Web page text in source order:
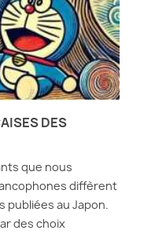
DES
que nous
diffèrent
au Japon.
des choix